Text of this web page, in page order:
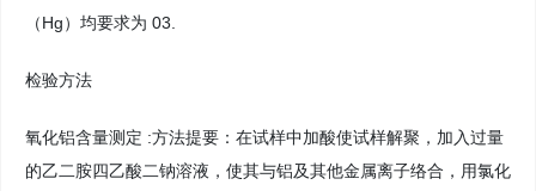
（Hg）均要求为 03.
检验方法
氧化铝含量测定 :方法提要：在试样中加酸使试样解聚，加入过量
的乙二胺四乙酸二钠溶液，使其与铝及其他金属离子络合，用氯化